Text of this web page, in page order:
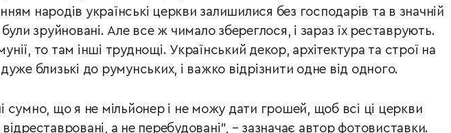
народів українські церкви залишилися без господарів та в значній
були зруйновані. Але все ж чимало збереглося, і зараз їх реставрують.
то там інші труднощі. Український декор, архітектура та строї на
дуже близькі до румунських, і важко відрізнити одне від одного.
сумно, що я не мільйонер і не можу дати грошей, щоб всі ці церкви
відреставровані, а не перебудовані", – зазначає автор фотовиставки.